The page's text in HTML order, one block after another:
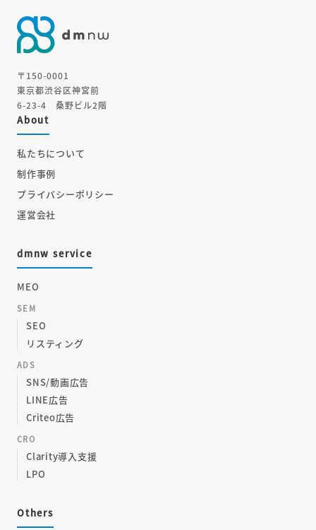
〒150-0001
東京都渋谷区神宮前
6-23-4 桑野ビル2階
About
私たちについて
制作事例
プライバシーポリシー
運営会社
dmnw service
MEO
SEM
SEO
リスティング
ADS
SNS/動画広告
LINE広告
Criteo広告
CRO
Clarity導入支援
LPO
Others